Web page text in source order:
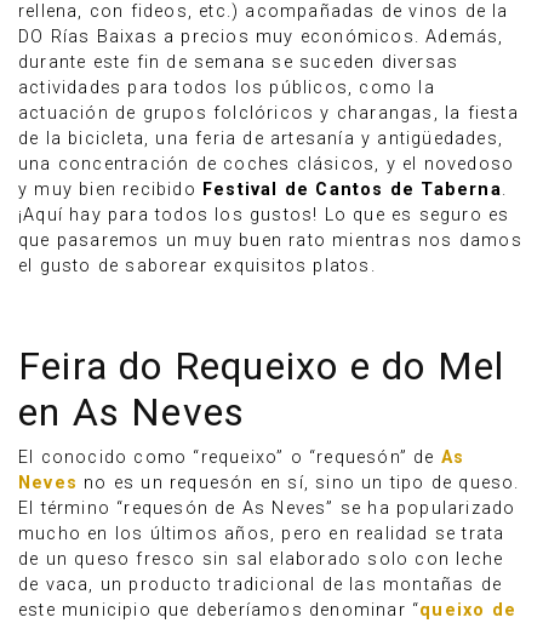
rellena, con fideos, etc.) acompañadas de vinos de la
DO Rías Baixas a precios muy económicos. Además,
durante este fin de semana se suceden diversas
actividades para todos los públicos, como la
actuación de grupos folclóricos y charangas, la fiesta
de la bicicleta, una feria de artesanía y antigüedades,
una concentración de coches clásicos, y el novedoso
y muy bien recibido Festival de Cantos de Taberna.
¡Aquí hay para todos los gustos! Lo que es seguro es
que pasaremos un muy buen rato mientras nos damos
el gusto de saborear exquisitos platos.
Feira do Requeixo e do Mel
en As Neves
El conocido como “requeixo” o “requesón” de As
Neves no es un requesón en sí, sino un tipo de queso.
El término “requesón de As Neves” se ha popularizado
mucho en los últimos años, pero en realidad se trata
de un queso fresco sin sal elaborado solo con leche
de vaca, un producto tradicional de las montañas de
este municipio que deberíamos denominar “queixo de